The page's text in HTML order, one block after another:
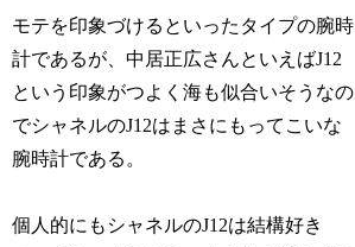
モテを印象づけるといったタイプの腕時
計であるが、中居正広さんといえばJ12
という印象がつよく海も似合いそうなの
でシャネルのJ12はまさにもってこいな
腕時計である。
個人的にもシャネルのJ12は結構好き